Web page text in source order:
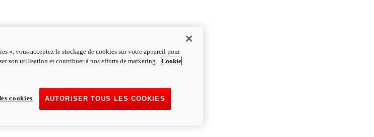
», vous acceptez le stockage de cookies sur votre appareil pour
son utilisation et contribuer à nos efforts de marketing. Cookie
AUTORISER TOUS LES COOKIES
cookies